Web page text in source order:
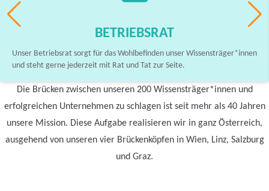
BETRIEBSRAT
Unser Betriebsrat sorgt für das Wohlbefinden unser Wissensträger*innen
und steht gerne jederzeit mit Rat und Tat zur Seite.
Die Brücken zwischen unseren 200 Wissensträger*innen und
erfolgreichen Unternehmen zu schlagen ist seit mehr als 40 Jahren
unsere Mission. Diese Aufgabe realisieren wir in ganz Österreich,
ausgehend von unseren vier Brückenköpfen in Wien, Linz, Salzburg
und Graz.